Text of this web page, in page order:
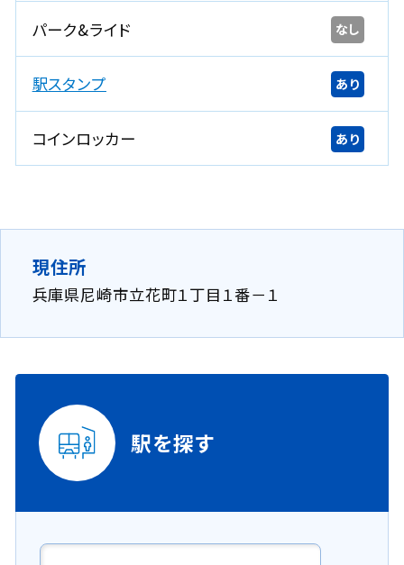
パーク&ライド なし
駅スタンプ あり
コインロッカー あり
現住所
兵庫県尼崎市立花町１丁目１番－１
駅を探す